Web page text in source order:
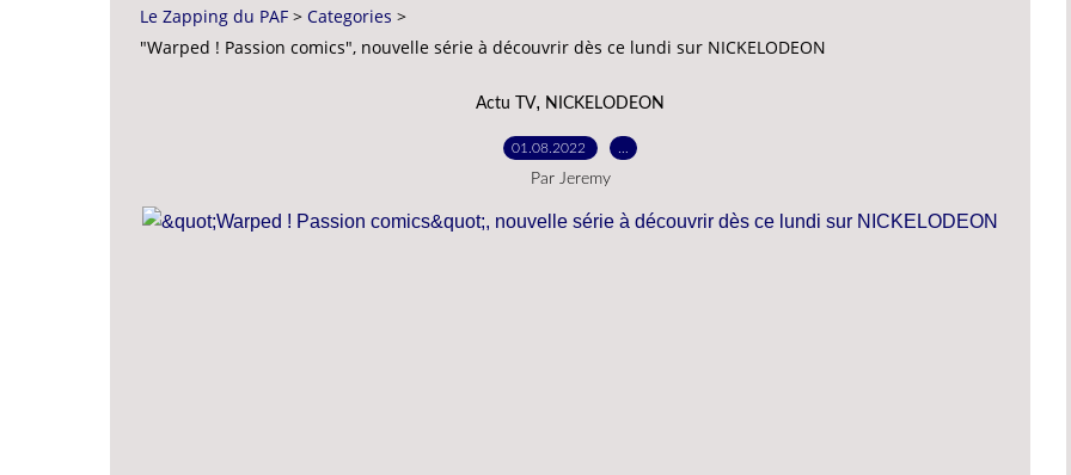
Le Zapping du PAF > Categories >
"Warped ! Passion comics", nouvelle série à découvrir dès ce lundi sur NICKELODEON
Actu TV, NICKELODEON
01.08.2022
Par Jeremy